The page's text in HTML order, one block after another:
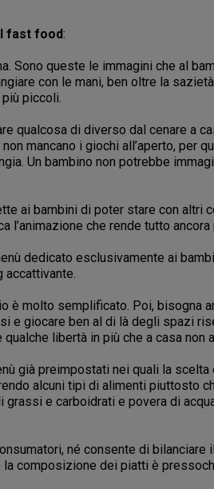
fast food:
Sono queste le immagini che al
con le mani, ben oltre la
piccoli.
qualcosa di diverso dal cenare a
mancano i giochi all’aperto, per
Un bambino non potrebbe
ai bambini di poter stare con altri
che rende tutto ancora
dedicato esclusivamente ai
accattivante.
è molto semplificato. Poi, bisogna
e giocare ben al di là degli spazi
libertà in più che a casa non
già preimpostati nei quali la
alcuni tipi di alimenti piuttosto
e carboidrati e povera di
né consente di bilanciare
la composizione dei piatti è